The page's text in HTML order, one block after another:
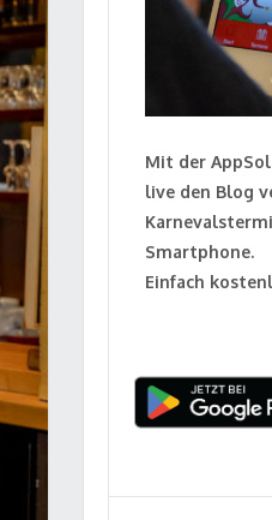
Mit der
live den Blog
Smartphone.
Einfach